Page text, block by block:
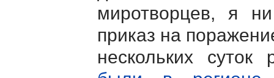
миротворцев, я
приказ на
нескольких